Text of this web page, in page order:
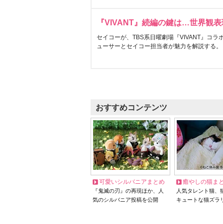
『VIVANT』続編の鍵は…世界観
セイコーが、TBS系日曜劇場『VIVANT』コラ
ューサーとセイコー担当者が魅力を解説する。
おすすめコンテンツ
可愛いシルバニアまとめ
『鬼滅の刃』の再現ほか、人
気のシルバニア投稿を公開
癒やしの猫ま
人気タレント猫
キュートな猫ズラ